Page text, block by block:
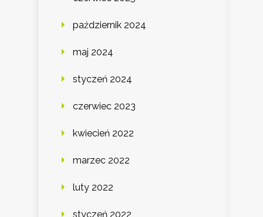
październik 2024
maj 2024
styczeń 2024
czerwiec 2023
kwiecień 2022
marzec 2022
luty 2022
styczeń 2022